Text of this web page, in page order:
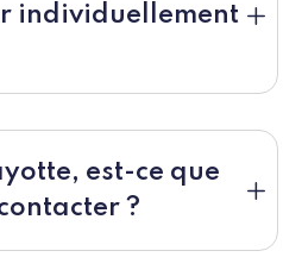
individuellement
est-ce que
?